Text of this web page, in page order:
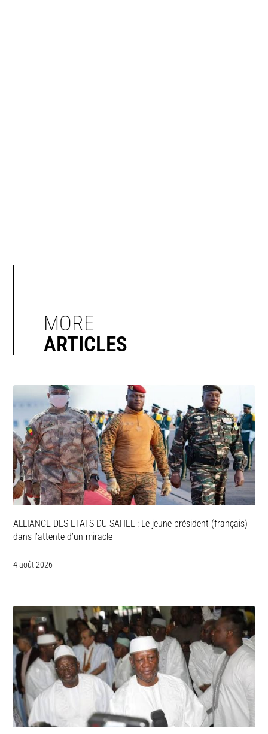
MORE
ARTICLES
ALLIANCE DES ETATS DU SAHEL : Le jeune président (français)
dans l’attente d’un miracle
4 août 2026